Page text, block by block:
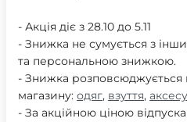
- Акція діє з 28.10 до 5.11
- Знижка не сумується з
та персональною знижкою.
- Знижка розповсюджується
магазину: одяг, взуття,
- За акційною ціною